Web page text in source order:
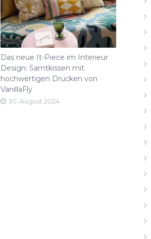
Das neue It-Piece im Interieur
Design: Samtkissen mit
hochwertigen Drucken von
VanillaFly
30. August 2024